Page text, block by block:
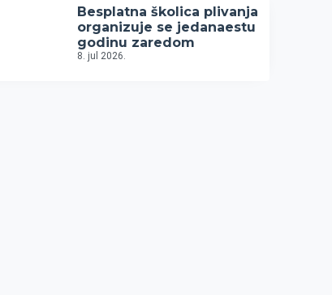
Besplatna školica plivanja
organizuje se jedanaestu
godinu zaredom
8. jul 2026.